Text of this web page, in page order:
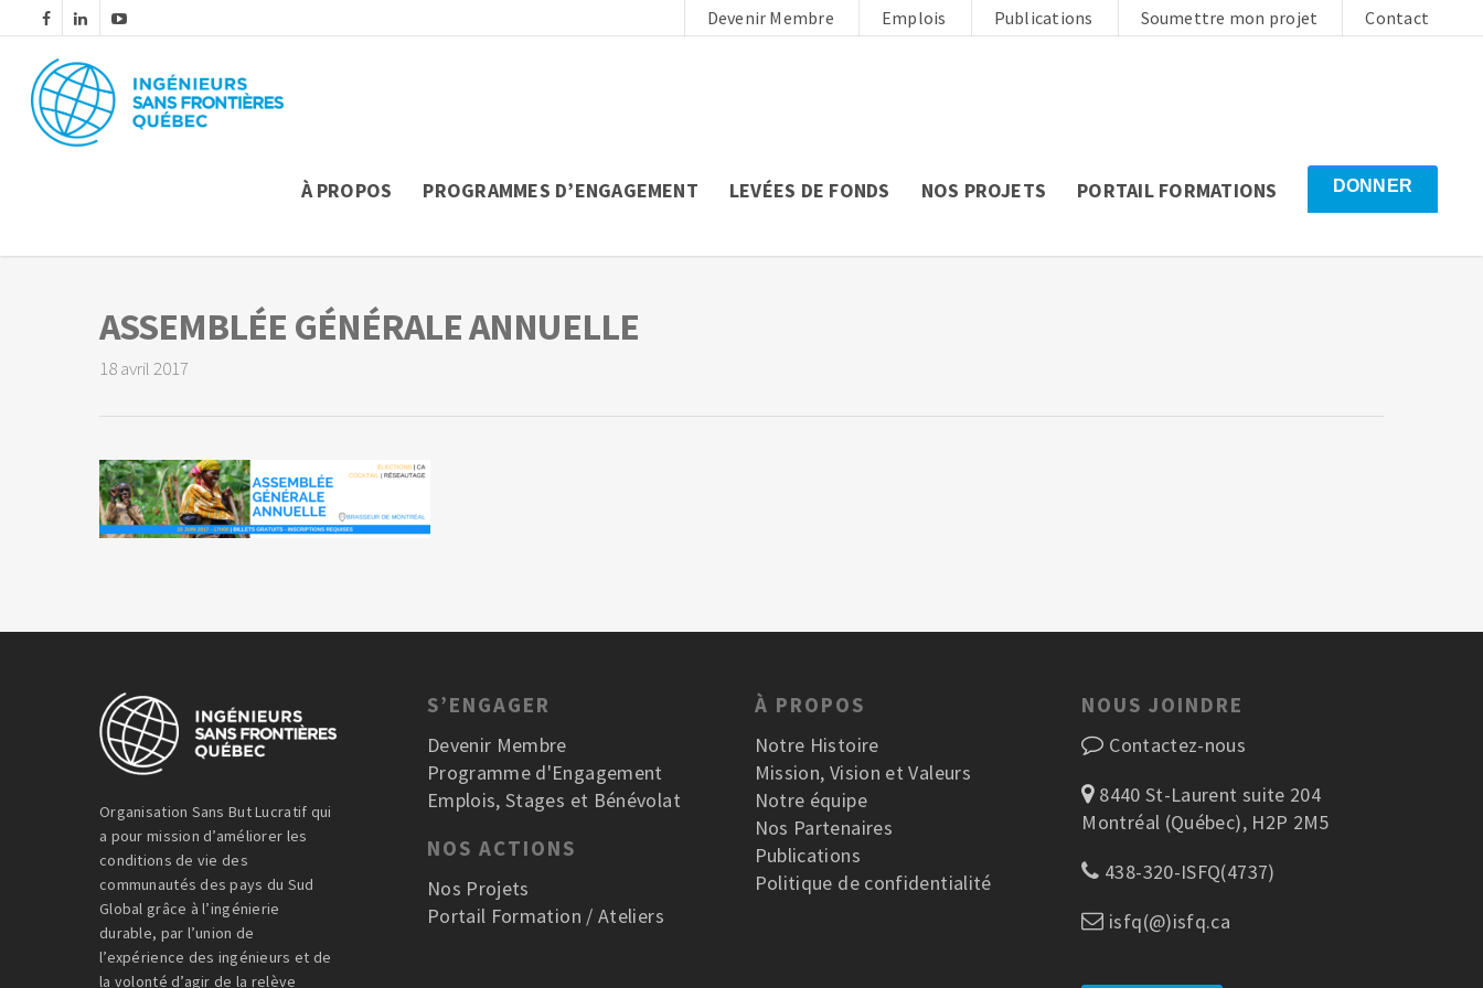
Devenir Membre Emplois Publications Soumettre mon projet Contact
À PROPOS PROGRAMMES D’ENGAGEMENT LEVÉES DE FONDS NOS PROJETS PORTAIL FORMATIONS DONNER
ASSEMBLÉE GÉNÉRALE ANNUELLE
18 avril 2017
Organisation Sans But Lucratif qui
a pour mission d’améliorer les
conditions de vie des
communautés des pays du Sud
Global grâce à l’ingénierie
durable, par l’union de
l’expérience des ingénieurs et de
la volonté d’agir de la relève
S’ENGAGER
Devenir Membre
Programme d'Engagement
Emplois, Stages et Bénévolat
NOS ACTIONS
Nos Projets
Portail Formation / Ateliers
À PROPOS
Notre Histoire
Mission, Vision et Valeurs
Notre équipe
Nos Partenaires
Publications
Politique de confidentialité
NOUS JOINDRE
Contactez-nous
8440 St-Laurent suite 204
Montréal (Québec), H2P 2M5
438-320-ISFQ(4737)
isfq(@)isfq.ca